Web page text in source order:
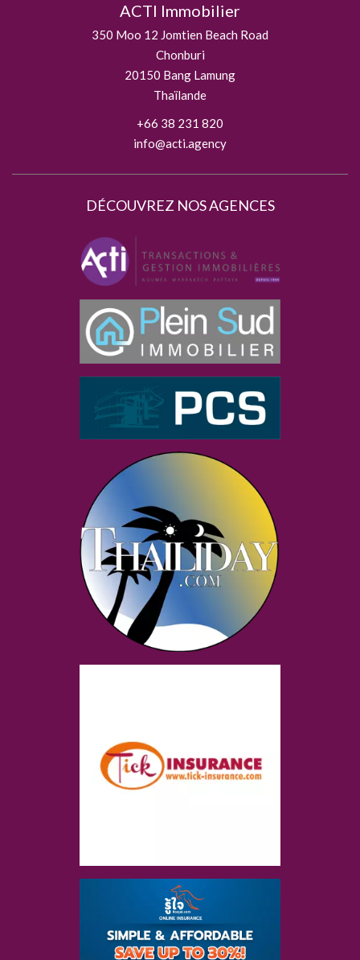
ACTI Immobilier
350 Moo 12 Jomtien Beach Road
Chonburi
20150 Bang Lamung
Thaïlande
+66 38 231 820
info@acti.agency
DÉCOUVREZ NOS AGENCES